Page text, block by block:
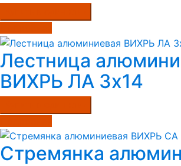
Лестница
ВИХРЬ ЛА 3х14
Стремянка